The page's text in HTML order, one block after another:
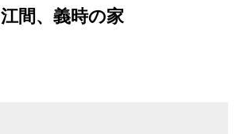
江間、義時の家